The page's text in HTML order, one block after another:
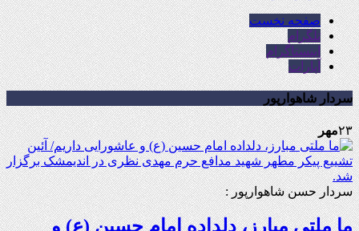
صفحه نخست
تلگرام
اینستاگرام
آپارات
سردار شاهوارپور
۲۳مهر
سردار حسن شاهوارپور :
ما ملتی مبارز، دلداده امام حسین (ع) و